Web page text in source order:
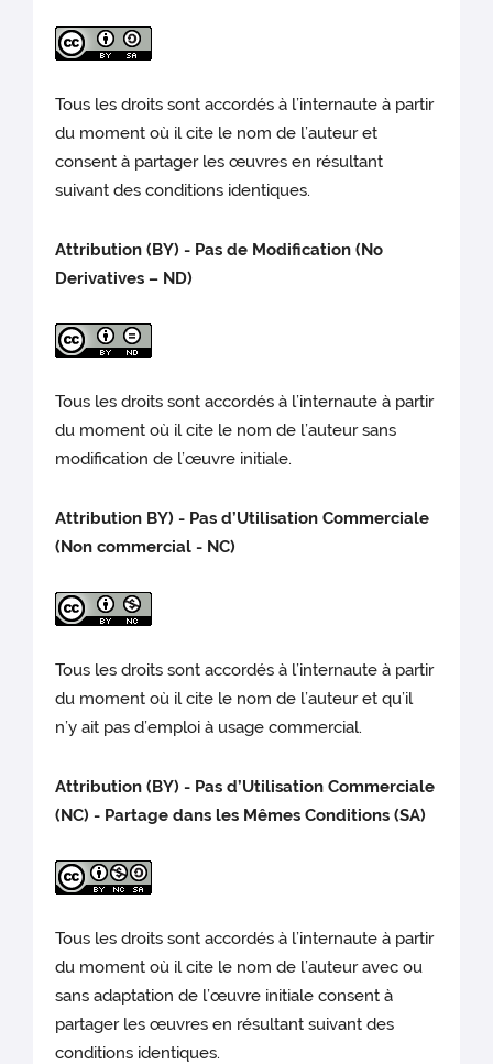
Tous les droits sont accordés à l’internaute à partir
du moment où il cite le nom de l’auteur et
consent à partager les œuvres en résultant
suivant des conditions identiques.
Attribution (BY) - Pas de Modification (No
Derivatives – ND)
Tous les droits sont accordés à l’internaute à partir
du moment où il cite le nom de l’auteur sans
modification de l’œuvre initiale.
Attribution BY) - Pas d’Utilisation Commerciale
(Non commercial - NC)
Tous les droits sont accordés à l’internaute à partir
du moment où il cite le nom de l’auteur et qu’il
n’y ait pas d’emploi à usage commercial.
Attribution (BY) - Pas d’Utilisation Commerciale
(NC) - Partage dans les Mêmes Conditions (SA)
Tous les droits sont accordés à l’internaute à partir
du moment où il cite le nom de l’auteur avec ou
sans adaptation de l’œuvre initiale consent à
partager les œuvres en résultant suivant des
conditions identiques.